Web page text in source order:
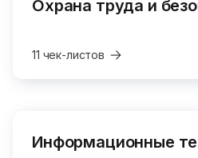
Охрана труда и
11 чек-листов
Информационные